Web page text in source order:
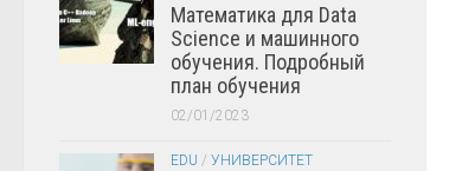
Математика для Data
Science и машинного
обучения. Подробный
план обучения
02/01/2023
EDU / УНИВЕРСИТЕТ